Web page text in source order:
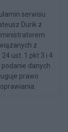
serwisu
Durik z
z
ust. 1 pkt 3 i 4
danych
prawo